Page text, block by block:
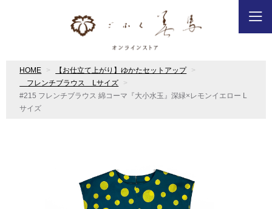
HOME
【お仕立て上がり】ゆかたセットアップ
フレンチブラウス Lサイズ
#215 フレンチブラウス 綿コーマ『大小水玉』深緑×レモンイエロー L
サイズ